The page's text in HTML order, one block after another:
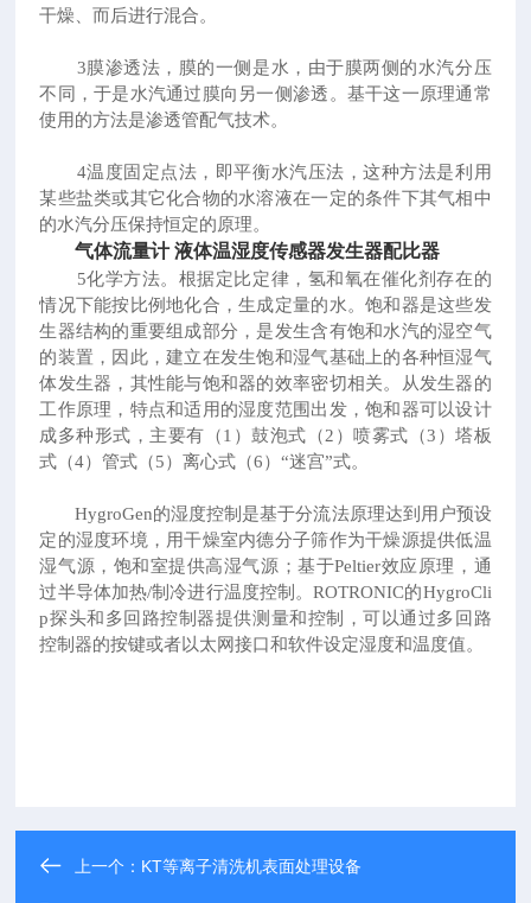
干燥、而后进行混合。
3膜渗透法，膜的一侧是水，由于膜两侧的水汽分压
不同，于是水汽通过膜向另一侧渗透。基干这一原理通常
使用的方法是渗透管配气技术。
4温度固定点法，即平衡水汽压法，这种方法是利用
某些盐类或其它化合物的水溶液在一定的条件下其气相中
的水汽分压保持恒定的原理。
气体流量计 液体温湿度传感器发生器配比器
5化学方法。根据定比定律，氢和氧在催化剂存在的
情况下能按比例地化合，生成定量的水。饱和器是这些发
生器结构的重要组成部分，是发生含有饱和水汽的湿空气
的装置，因此，建立在发生饱和湿气基础上的各种恒湿气
体发生器，其性能与饱和器的效率密切相关。从发生器的
工作原理，特点和适用的湿度范围出发，饱和器可以设计
成多种形式，主要有（1）鼓泡式（2）喷雾式（3）塔板
式（4）管式（5）离心式（6）“迷宫”式。
HygroGen的湿度控制是基于分流法原理达到用户预设
定的湿度环境，用干燥室内德分子筛作为干燥源提供低温
湿气源，饱和室提供高湿气源；基于Peltier效应原理，通
过半导体加热/制冷进行温度控制。ROTRONIC的HygroCli
p探头和多回路控制器提供测量和控制，可以通过多回路
控制器的按键或者以太网接口和软件设定湿度和温度值。
上一个： KT等离子清洗机表面处理设备